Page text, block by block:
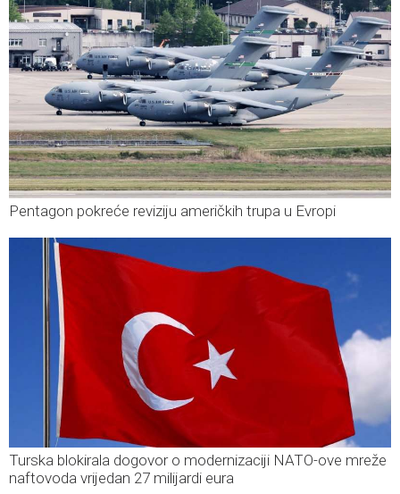
Pentagon pokreće reviziju američkih trupa u Evropi
Turska blokirala dogovor o modernizaciji NATO-ove mreže
naftovoda vrijedan 27 milijardi eura